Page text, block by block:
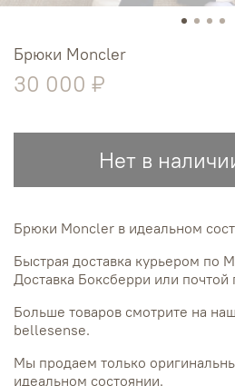
Брюки Moncler
30 000 ₽
Нет в
Брюки Moncler в идеальном
Быстрая доставка курьером по
Доставка Боксберри или почтой
Больше товаров смотрите на
bellesense.
Мы продаем только
идеальном состоянии.